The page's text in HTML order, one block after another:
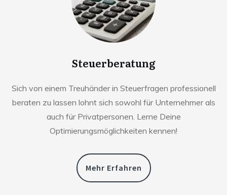
Steuerberatung
Sich von einem Treuhänder in Steuerfragen professionell
beraten zu lassen lohnt sich sowohl für Unternehmer als
auch für Privatpersonen. Lerne Deine
Optimierungsmöglichkeiten kennen!
Mehr Erfahren